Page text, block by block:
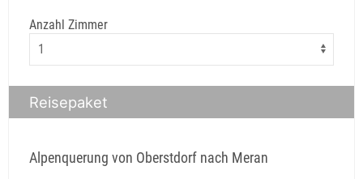
Anzahl Zimmer
Reisepaket
Alpenquerung von Oberstdorf nach Meran